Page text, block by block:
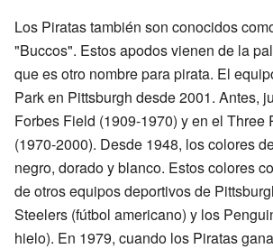
Los Piratas también son conocidos
"Buccos". Estos apodos vienen de la
que es otro nombre para pirata. El
Park en Pittsburgh desde 2001. Antes,
Forbes Field (1909-1970) y en el Three
(1970-2000). Desde 1948, los colores
negro, dorado y blanco. Estos colores
de otros equipos deportivos de
Steelers (fútbol americano) y los
hielo). En 1979, cuando los Piratas